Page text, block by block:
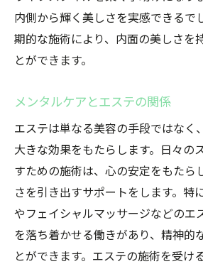
内側から輝く美しさを実感できるで
期的な施術により、内面の美しさを
とができます。
メンタルケアとエステの関係
エステは単なる美容の手段ではなく
大きな効果をもたらします。日々の
すための施術は、心の安定をもたら
さを引き出すサポートをします。特
やフェイシャルマッサージなどのエ
を落ち着かせる働きがあり、精神的
とができます。エステの施術を受け